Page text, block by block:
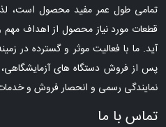
تمامی طول عمر مفید محصول است،
قطعات مورد نیاز محصول از اهداف
آید. ما با فعالیت موثر و گسترده در
پس از فروش دستگاه های
نمایندگی رسمی و انحصار فروش و
تماس با ما